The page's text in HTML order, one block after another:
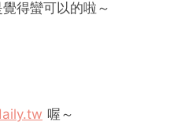
得蠻可以的啦～
喔～